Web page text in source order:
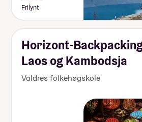
Frilynt
Horizont-
Laos og Kambodsja
Valdres folkehøgskole